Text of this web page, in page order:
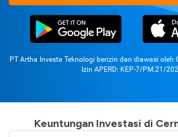
PT Artha Investa Teknologi berizin dan diawasi oleh
Izin APERD: KEP-7/PM.21/
Keuntungan Investasi di